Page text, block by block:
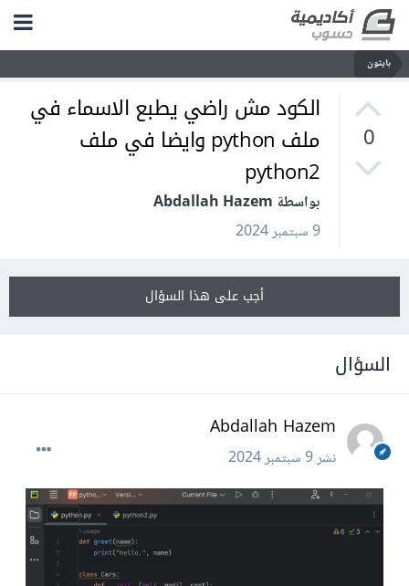
بايثون
0
الكود مش راضي يطبع الاسماء في
ملف python وايضا في ملف
python2
بواسطة Abdallah Hazem
9 سبتمبر 2024
أجب على هذا السؤال
السؤال
Abdallah Hazem
نشر9 سبتمبر 2024